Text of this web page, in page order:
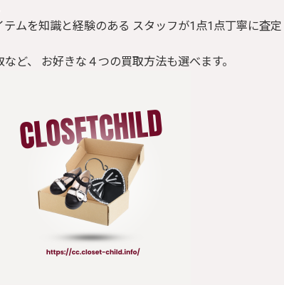
テムを知識と経験のある スタッフが1点1点丁寧に査定
ど、 お好きな４つの買取方法も選べます。